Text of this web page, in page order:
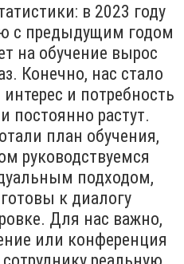
в 2023 году
с предыдущим годом
на обучение вырос
Конечно, нас стало
и потребность
постоянно растут.
план обучения,
руководствуемся
подходом,
готовы к диалогу
Для нас важно,
или конференция